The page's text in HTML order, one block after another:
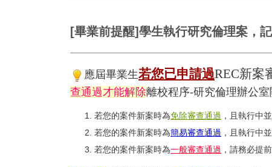
[畢業前提醒]學生執行研究倫理案，
應屆畢業生若您已申請過REC新案
查通過才能解除離校程序-研究倫理辦公
若您的案件新案時為免除審查通過 ，且執行中
若您的案件新案時為簡易審查通過 ，且執行中
若您的案件新案時為一般審查通過 ，請務必提